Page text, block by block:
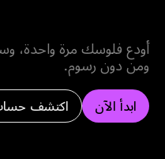
أودع فلوسك مرة واحدة،
ومن دون رسوم.
ابدأ الآن اكتشف